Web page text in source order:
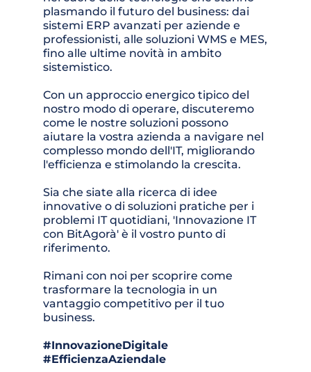
plasmando il futuro del business: dai
sistemi ERP avanzati per aziende e
professionisti, alle soluzioni WMS e MES,
fino alle ultime novità in ambito
sistemistico.
Con un approccio energico tipico del
nostro modo di operare, discuteremo
come le nostre soluzioni possono
aiutare la vostra azienda a navigare nel
complesso mondo dell'IT, migliorando
l'efficienza e stimolando la crescita.
Sia che siate alla ricerca di idee
innovative o di soluzioni pratiche per i
problemi IT quotidiani, 'Innovazione IT
con BitAgorà' è il vostro punto di
riferimento.
Rimani con noi per scoprire come
trasformare la tecnologia in un
vantaggio competitivo per il tuo
business.
#InnovazioneDigitale
#EfficienzaAziendale